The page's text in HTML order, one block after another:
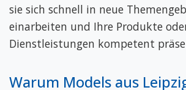
sie sich schnell in neue
einarbeiten und Ihre Produkte
Dienstleistungen kompetent
Warum Models aus